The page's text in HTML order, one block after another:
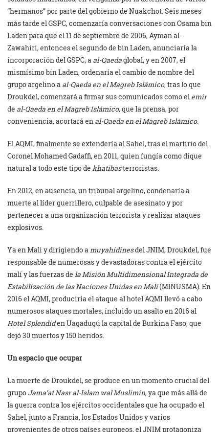
“hermanos” por parte del gobierno de Nuakchot. Seis meses
más tarde el GSPC, comenzaría conversaciones con Osama bin
Laden para que el 11 de septiembre de 2006, Ayman al-
Zawahiri, entonces el segundo de bin Laden, anunciaría la
incorporación del GSPC, a al-Qaedaglobal, y en 2007, el
mismísimo bin Laden, ordenaría el cambio de nombre del
grupo argelino a al-Qaeda en el Magreb Islámico, tras lo que
Droukdel, comenzará a firmar sus comunicados como el emir
de al-Qaeda en el Magreb Islámico, que la prensa, por
conveniencia, acortará en al-Qaeda en el Magreb Islámico.
El AQMI, finalmente se extendería al Sahel, tras el martirio del
Coronel Mohamed Gadaffi, en 2011, quien fungía como dique
natural a todo este tipo de khatibasterroristas.
En 2012, en ausencia, un tribunal argelino, condenaría a
muerte al líder guerrillero, culpable de asesinato y por
pertenecer a una organización terrorista y realizar ataques
explosivos.
Ya en Mali y dirigiendo amuyahidinesdel JNIM, Droukdel, fue
responsable de numerosas y devastadoras contra el ejército
malí y las fuerzas de la Misión Multidimensional Integrada de
Estabilización de las Naciones Unidas en Malí(MINUSMA). En
2016 el AQMI, produciría el ataque al hotel AQMI llevó a cabo
numerosos ataques mortales, incluido un asalto en 2016 al
Hotel Splendiden Uagadugú la capital de Burkina Faso, que
dejó 30 muertos y 150 heridos.
Un espacio que ocupar
La muerte de Droukdel, se produce en un momento crucial del
grupo Jama’at Nasr al-Islam wal Muslimin, ya que más allá de
la guerra contra los ejércitos occidentales que ha ocupado el
Sahel, junto a Francia, los Estados Unidos y varios
provenientes de otros países europeos, el JNIM protagoniza